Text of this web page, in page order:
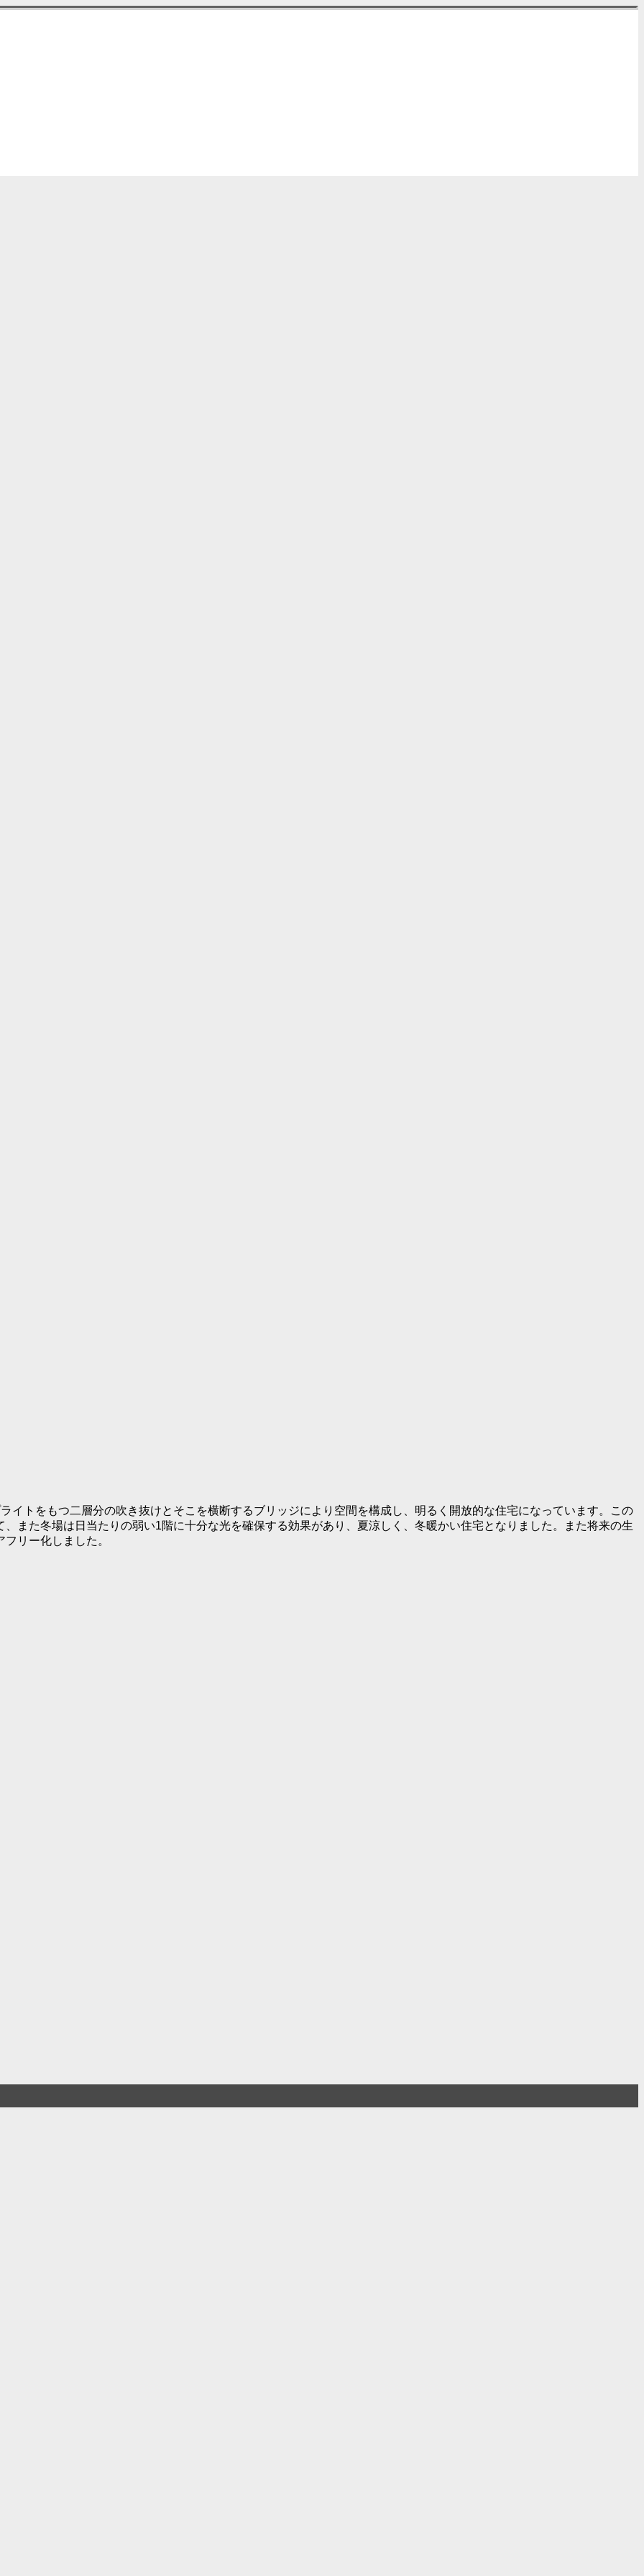
イトをもつ二層分の吹き抜けとそこを横断するブリッジにより空間を構成し、明るく開放的な住宅になっています。この
また冬場は日当たりの弱い1階に十分な光を確保する効果があり、夏涼しく、冬暖かい住宅となりました。また将来の生
リー化しました。